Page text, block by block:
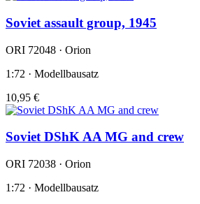
Soviet assault group, 1945
ORI 72048 · Orion
1:72 · Modellbausatz
10,95 €
Soviet DShK AA MG and crew
ORI 72038 · Orion
1:72 · Modellbausatz